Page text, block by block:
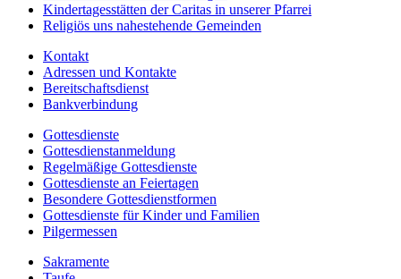
Kindertagesstätten der Caritas in unserer Pfarrei
Religiös uns nahestehende Gemeinden
Kontakt
Adressen und Kontakte
Bereitschaftsdienst
Bankverbindung
Gottesdienste
Gottesdienstanmeldung
Regelmäßige Gottesdienste
Gottesdienste an Feiertagen
Besondere Gottesdienstformen
Gottesdienste für Kinder und Familien
Pilgermessen
Sakramente